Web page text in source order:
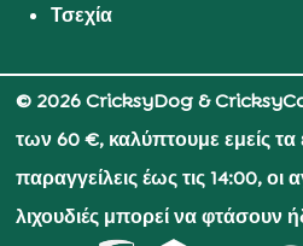
Τσεχία
© 2026 CricksyDog &
των 60 €, καλύπτουμε εμείς
παραγγείλεις έως τις 14:00,
λιχουδιές μπορεί να φτάσουν